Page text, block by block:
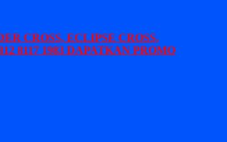
CROSS, ECLIPSE CROSS,
8117 1983 DAPATKAN PROMO